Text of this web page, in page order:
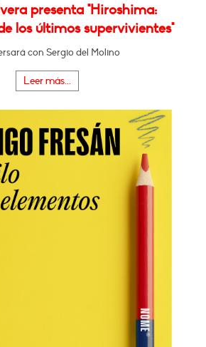
presenta "Hiroshima:
los últimos supervivientes"
con Sergio del Molino
Leer más...